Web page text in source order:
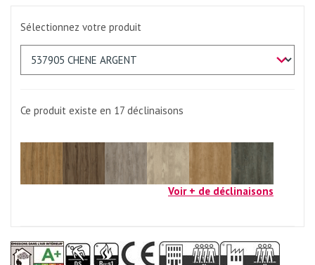
Sélectionnez votre produit
Ce produit existe en 17 déclinaisons
Voir + de déclinaisons